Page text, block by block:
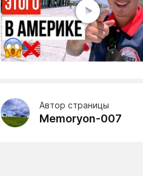
Автор страницы
Memoryon-007